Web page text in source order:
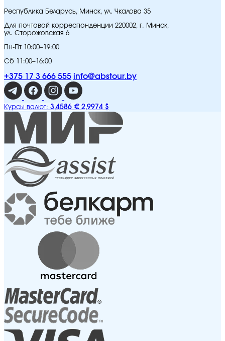
Республика Беларусь, Минск, ул. Чкалова 35
Для почтовой корреспонденции 220002, г. Минск,
ул. Сторожовская 6
Пн-Пт 10:00–19:00
Сб 11:00–16:00
+375 17 3 666 555 info@abstour.by
Курсы валют: 3,4586 € 2,9974 $